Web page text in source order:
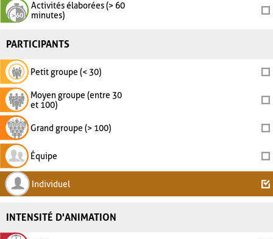
Activités élaborées (> 60
minutes)
PARTICIPANTS
Petit groupe (< 30)
Moyen groupe (entre 30
et 100)
Grand groupe (> 100)
Équipe
Individuel
INTENSITÉ D'ANIMATION